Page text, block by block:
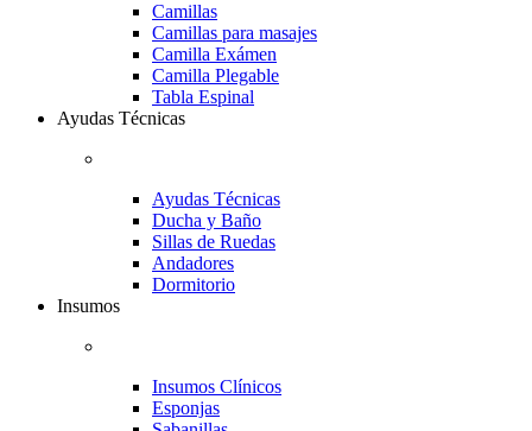
Camillas
Camillas para masajes
Camilla Exámen
Camilla Plegable
Tabla Espinal
Ayudas Técnicas
Ayudas Técnicas
Ducha y Baño
Sillas de Ruedas
Andadores
Dormitorio
Insumos
Insumos Clínicos
Esponjas